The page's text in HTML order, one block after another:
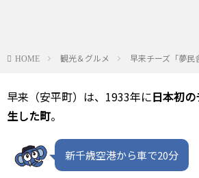
HOME 観光＆グルメ 早来チーズ「夢
早来（安平町）は、1933年に日本初
生した町。
新千歳空港から車で20分